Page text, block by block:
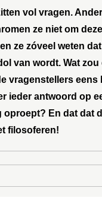
vol vragen.
ze niet om
ze zóveel weten
van wordt. Wat
vragenstellers eens
ieder antwoord op
oproept? En dat dat
filosoferen!